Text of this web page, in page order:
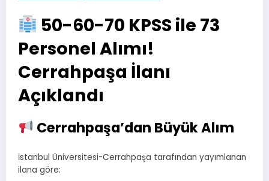
50-60-70 KPSS ile 73
Personel Alımı!
Cerrahpaşa İlanı
Açıklandı
Cerrahpaşa’dan Büyük Alım
İstanbul Üniversitesi-Cerrahpaşa tarafından yayımlanan
ilana göre: